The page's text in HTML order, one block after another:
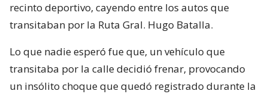
recinto deportivo, cayendo entre los autos que
transitaban por la Ruta Gral. Hugo Batalla.
Lo que nadie esperó fue que, un vehículo que
transitaba por la calle decidió frenar, provocando
un insólito choque que quedó registrado durante la